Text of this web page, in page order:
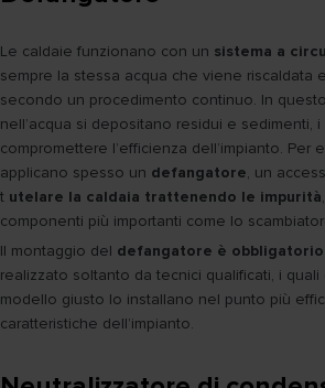
Le caldaie funzionano con un sistema a
sempre la stessa acqua che viene riscaldata
secondo un procedimento continuo. In
nell’acqua si depositano residui e sedimenti,
compromettere l’efficienza dell’impianto. Per
applicano spesso un defangatore, un
t utelare la caldaia trattenendo le impurità
componenti più importanti come lo
Il montaggio del defangatore è
realizzato soltanto da tecnici qualificati, i
modello giusto lo installano nel punto più
caratteristiche dell’impianto.